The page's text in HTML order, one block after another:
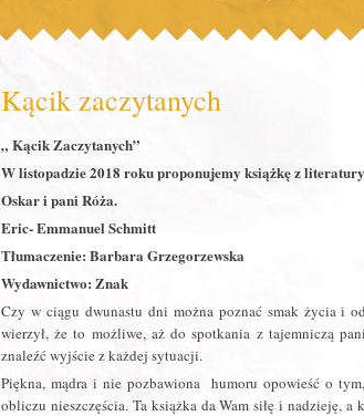
Kącik zaczytanych
„ Kącik Zaczytanych”
W listopadzie 2018 roku proponujemy książkę z
Oskar i pani Róża.
Eric- Emmanuel Schmitt
Tłumaczenie: Barbara Grzegorzewska
Wydawnictwo: Znak
Czy w ciągu dwunastu dni można poznać smak życia i
wierzył, że to możliwe, aż do spotkania z tajemniczą
znaleźć wyjście z każdej sytuacji.
Piękna, mądra i nie pozbawiona humoru opowieść o
obliczu nieszczęścia. Ta książka da Wam siłę i nadzieję,